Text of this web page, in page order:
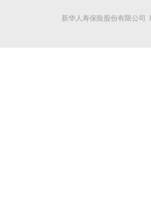
新华人寿保险股份有限公